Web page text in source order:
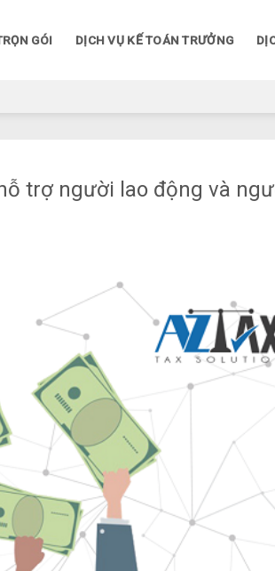
GÓI DỊCH VỤ KẾ TOÁN TRƯỞNG
trợ người lao động và